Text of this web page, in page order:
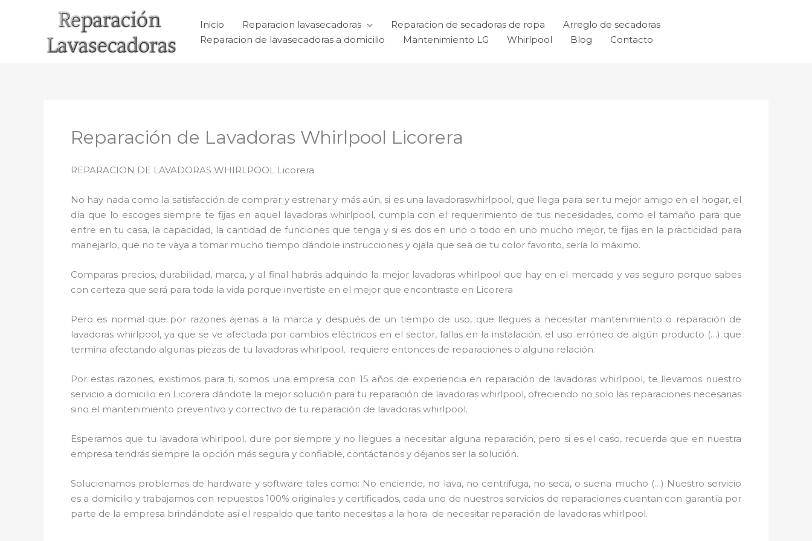
Inicio Reparacion lavasecadoras Reparacion de secadoras de ropa
Arreglo de secadoras
Reparacion de lavasecadoras a domicilio
Mantenimiento LG Whirlpool Blog Contacto
Reparación de Lavadoras Whirlpool Licorera
REPARACION DE LAVADORAS WHIRLPOOL Licorera
No hay nada como la satisfacción de comprar y estrenar y más aún, si es una lavadoraswhirlpool, que llega para ser tu mejor amigo en el hogar, el
día que lo escoges siempre te fijas en aquel lavadoras whirlpool, cumpla con el requerimiento de tus necesidades, como el tamaño para que
entre en tu casa, la capacidad, la cantidad de funciones que tenga y si es dos en uno o todo en uno mucho mejor, te fijas en la practicidad para
manejarlo, que no te vaya a tomar mucho tiempo dándole instrucciones y ojala que sea de tu color favorito, sería lo máximo.
Comparas precios, durabilidad, marca, y al final habrás adquirido la mejor lavadoras whirlpool que hay en el mercado y vas seguro porque sabes
con certeza que será para toda la vida porque invertiste en el mejor que encontraste en Licorera
Pero es normal que por razones ajenas a la marca y después de un tiempo de uso, que llegues a necesitar mantenimiento o reparación de
lavadoras whirlpool, ya que se ve afectada por cambios eléctricos en el sector, fallas en la instalación, el uso erróneo de algún producto (…) que
termina afectando algunas piezas de tu lavadoras whirlpool, requiere entonces de reparaciones o alguna relación.
Por estas razones, existimos para ti, somos una empresa con 15 años de experiencia en reparación de lavadoras whirlpool, te llevamos nuestro
servicio a domicilio en Licorera dándote la mejor solución para tu reparación de lavadoras whirlpool, ofreciendo no solo las reparaciones necesarias
sino el mantenimiento preventivo y correctivo de tu reparación de lavadoras whirlpool.
Esperamos que tu lavadora whirlpool, dure por siempre y no llegues a necesitar alguna reparación, pero si es el caso, recuerda que en nuestra
empresa tendrás siempre la opción más segura y confiable, contáctanos y déjanos ser la solución.
Solucionamos problemas de hardware y software tales como: No enciende, no lava, no centrifuga, no seca, o suena mucho (…) Nuestro servicio
es a domicilio y trabajamos con repuestos 100% originales y certificados, cada uno de nuestros servicios de reparaciones cuentan con garantía por
parte de la empresa brindándote así el respaldo que tanto necesitas a la hora de necesitar reparación de lavadoras whirlpool.